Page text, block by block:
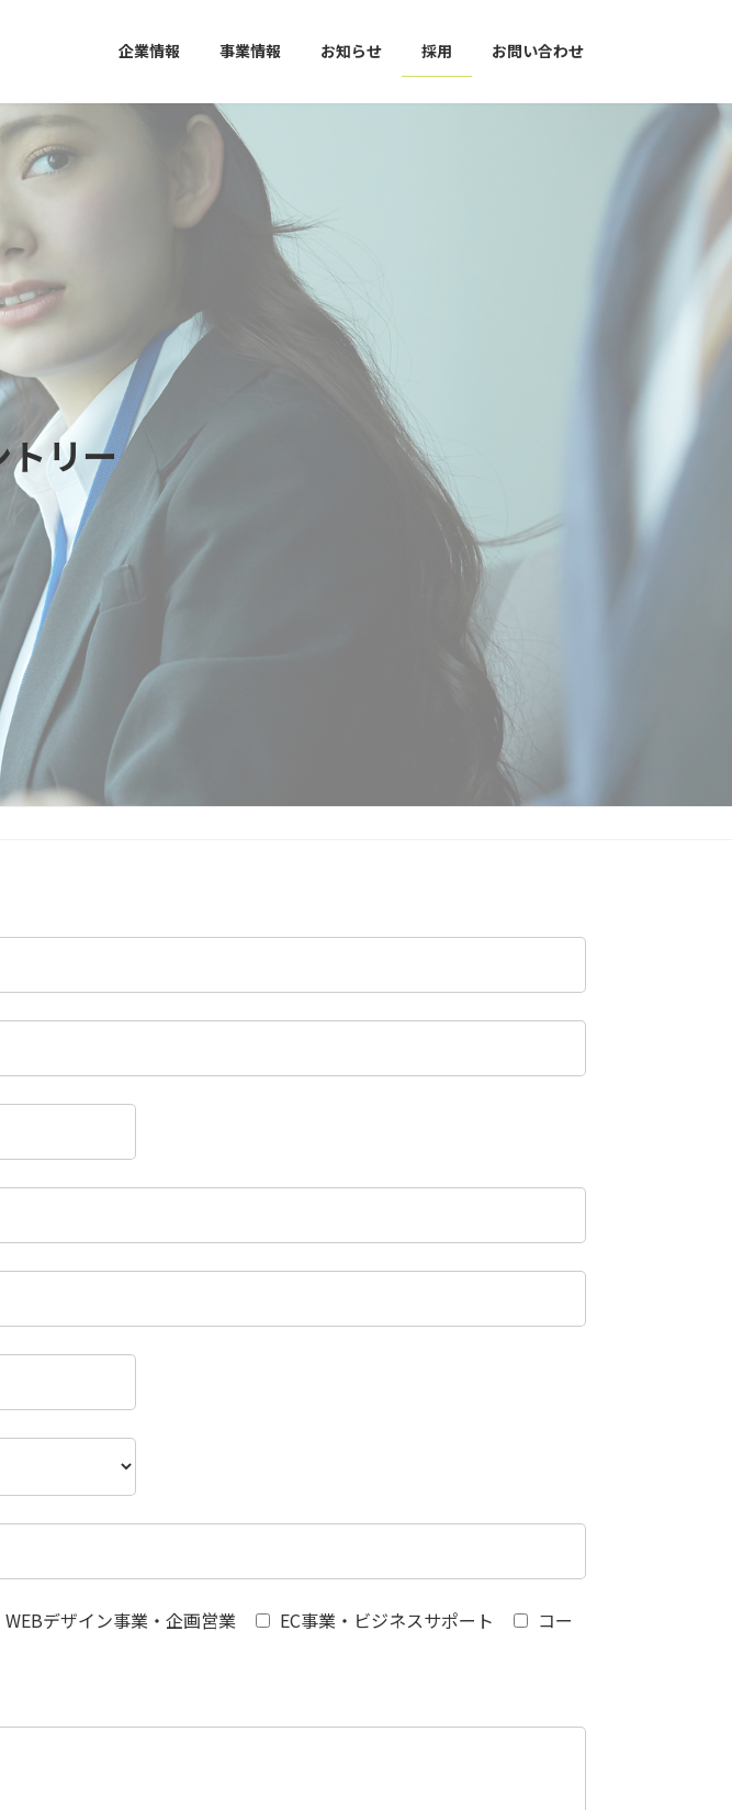
企業情報 事業情報 お知らせ 採用 お問い合わせ
トリー
WEBデザイン事業・企画営業 EC事業・ビジネスサポート
コー